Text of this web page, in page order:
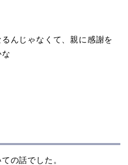
んじゃなくて、親に感謝を
の話でした。